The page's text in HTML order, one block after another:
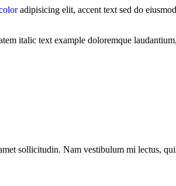
adipisicing elit, accent text sed do
italic text example doloremque
sollicitudin. Nam vestibulum mi lectus,